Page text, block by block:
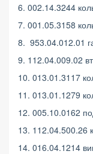
6. 002.14.3244
7. 001.05.3158
8. 953.04.012.01
9. 112.04.009.02
10. 013.01.3117
11. 013.01.1279
12. 005.10.0162
13. 112.04.500.26
14. 016.04.1214